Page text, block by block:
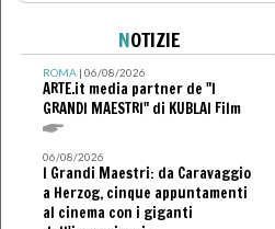
NOTIZIE
ROMA| 06/08/2026
ARTE.it media partner de "I
GRANDI MAESTRI" di KUBLAI Film
06/08/2026
I Grandi Maestri: da Caravaggio
a Herzog, cinque appuntamenti
al cinema con i giganti